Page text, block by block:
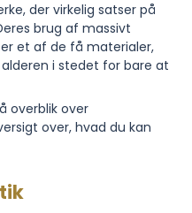
der virkelig satser på
brug af massivt
et af de få materialer,
i stedet for bare at
overblik over
over, hvad du kan